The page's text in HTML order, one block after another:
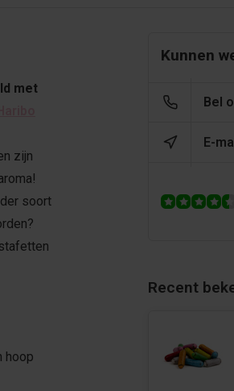
met
zijn
soort
hoop
Kunnen
Bel
E-
Recent